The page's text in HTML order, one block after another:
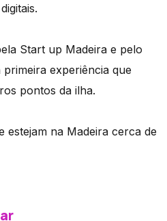
Start up Madeira e pelo
experiência que
pontos da ilha.
estejam na Madeira cerca de